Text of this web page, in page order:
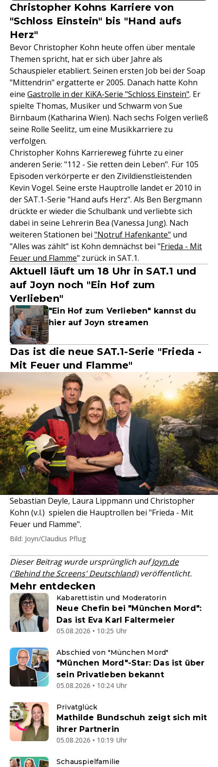
Christopher Kohns Karriere von
"Schloss Einstein" bis "Hand aufs
Herz"
Bevor Christopher Kohn heute offen über mentale
Themen spricht, hat er sich über Jahre als
Schauspieler etabliert. Seinen ersten Job bei der Soap
"Mittendrin" ergatterte er 2005. Danach hatte Kohn
eine Gastrolle in der KiKA-Serie "Schloss Einstein". Er
spielte Thomas, Musiker und Schwarm von Sue
Birnbaum (Katharina Wien). Nach sechs Folgen verließ
seine Rolle Seelitz, um eine Musikkarriere zu
verfolgen.
Christopher Kohns Karriereweg führte zu einer
anderen Serie: "112 - Sie retten dein Leben". Für 105
Episoden verkörperte er den Zivildienstleistenden
Kevin Vogel. Seine erste Hauptrolle landet er 2010 in
der SAT.1-Serie "Hand aufs Herz". Als Ben Bergmann
drückte er wieder die Schulbank und verliebte sich
dabei in seine Lehrerin Bea (Vanessa Jung). Nach
weiteren Stationen bei "Notruf Hafenkante" und
"Alles was zählt" ist Kohn demnächst bei "Frieda - Mit
Feuer und Flamme" zurück in SAT.1.
Aktuell läuft um 18 Uhr in SAT.1 und
auf Joyn noch "Ein Hof zum
Verlieben"
"Ein Hof zum Verlieben" kannst du
hier auf Joyn streamen
Das ist die neue SAT.1-Serie "Frieda -
Mit Feuer und Flamme"
Sebastian Deyle, Laura Lippmann und Christopher
Kohn (v.l.) spielen die Hauptrollen bei "Frieda - Mit
Feuer und Flamme".
Bild: Joyn/Claudius Pflug
Dieser Beitrag wurde ursprünglich aufJoyn.de
('Behind the Screens' Deutschland)veröffentlicht.
Mehr entdecken
Kabarettistin und Moderatorin
Neue Chefin bei "München Mord":
Das ist Eva Karl Faltermeier
05.08.2026 • 10:25 Uhr
Abschied von "München Mord"
"München Mord"-Star: Das ist über
sein Privatleben bekannt
05.08.2026 • 10:24 Uhr
Privatglück
Mathilde Bundschuh zeigt sich mit
ihrer Partnerin
05.08.2026 • 10:19 Uhr
Schauspielfamilie